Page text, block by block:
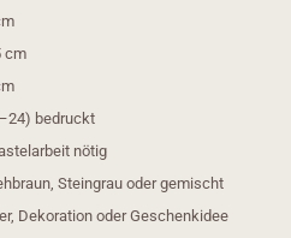
cm
bedruckt
nötig
Steingrau oder gemischt
Dekoration oder Geschenkidee